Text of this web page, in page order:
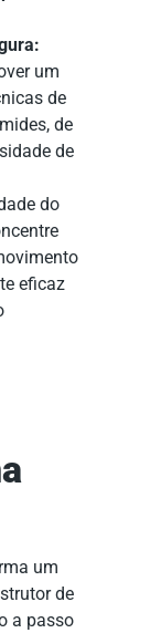
um
de
de
de
do
eficaz
um
de
a passo